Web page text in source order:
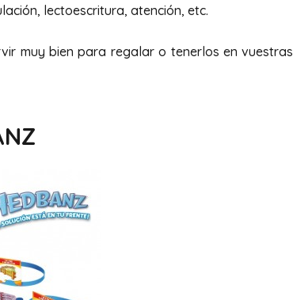
lectoescritura, atención, etc.
muy bien para regalar o tenerlos en vuestras